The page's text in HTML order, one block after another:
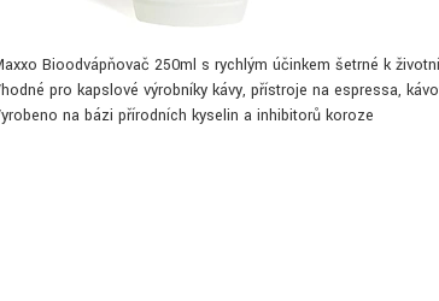
Bioodvápňovač 250ml s rychlým účinkem šetrné k
pro kapslové výrobníky kávy, přístroje na espressa,
na bázi přírodních kyselin a inhibitorů koroze